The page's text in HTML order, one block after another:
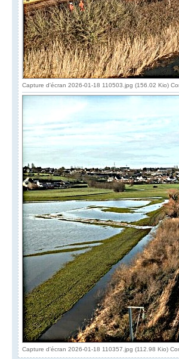
Capture d'écran 2026-01-18 110503.jpg (156.02 Kio)
Capture d'écran 2026-01-18 110357.jpg (112.98 Kio)